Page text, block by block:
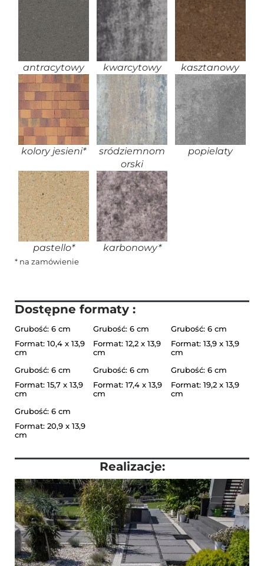
antracytowy
kolory jesieni*
kwarcytowy
sródziemnom
orski
kasztanowy
popielaty
pastello* karbonowy*
* na zamówienie
Dostępne formaty :
Grubość: 6 cm
Format: 10,4 x 13,9
cm
Grubość: 6 cm
Format: 12,2 x 13,9
cm
Grubość: 6 cm
Format: 13,9 x 13,9
cm
Grubość: 6 cm
Format: 15,7 x 13,9
cm
Grubość: 6 cm
Format: 17,4 x 13,9
cm
Grubość: 6 cm
Format: 19,2 x 13,9
cm
Grubość: 6 cm
Format: 20,9 x 13,9
cm
Realizacje: